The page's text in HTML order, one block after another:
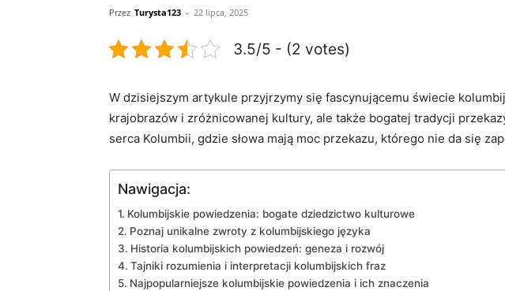
Przez Turysta123 - 22 lipca, 2025
3.5/5 - (2 votes)
W dzisiejszym ‌artykule przyjrzymy się⁢ fascynującemu świecie
krajobrazów i zróżnicowanej⁤ kultury, ale także bogatej‍ tradycji‍
serca Kolumbii, gdzie słowa mają moc przekazu, którego‌ nie ‌da‍ się
Nawigacja:
Kolumbijskie powiedzenia: bogate ‍dziedzictwo kulturowe
Poznaj unikalne ​zwroty z kolumbijskiego języka
Historia⁤ kolumbijskich powiedzeń: geneza i⁣ rozwój
Tajniki⁢ rozumienia i interpretacji kolumbijskich ‌fraz
Najpopularniejsze kolumbijskie powiedzenia⁤ i ‍ich znaczenia